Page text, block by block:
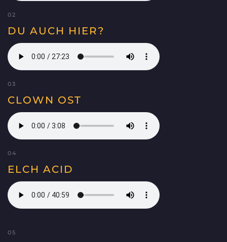
02
DU AUCH HIER?
03
CLOWN OST
04
ELCH ACID
05